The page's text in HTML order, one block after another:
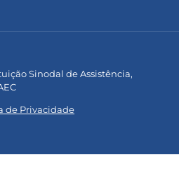
Sinodal de Assistência,
de Privacidade